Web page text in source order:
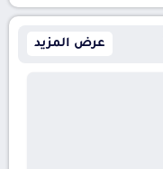
عرض المزيد